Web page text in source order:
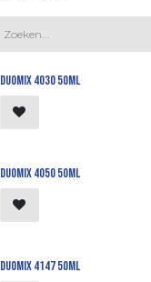
Duomix 4030 50ml
Duomix 4050 50ml
Duomix 4147 50ml